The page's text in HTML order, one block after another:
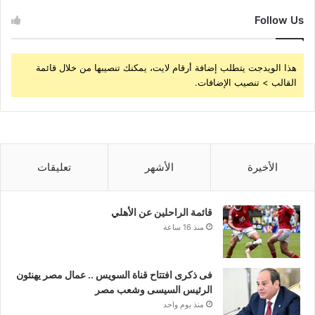
Follow Us
هذا الويدجت يتطلب إضافة أرقام لايت، يمكنك تنصيبها من خلال قائمة
القالب > تنصيب الإضافات.
الأخيرة الأشهر تعليقات
قائمة الراحلين عن الأهلي
منذ 16 ساعة
فى ذكرى افتتاح قناة السويس .. عمال مصر يهنئون
الرئيس السيسى وشعب مصر
منذ يوم واحد